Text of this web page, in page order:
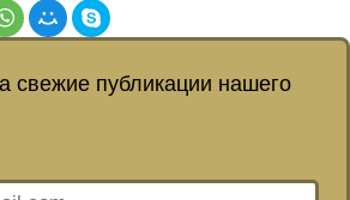
свежие публикации нашего